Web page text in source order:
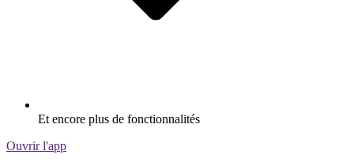
Et encore plus de fonctionnalités
Ouvrir l'app